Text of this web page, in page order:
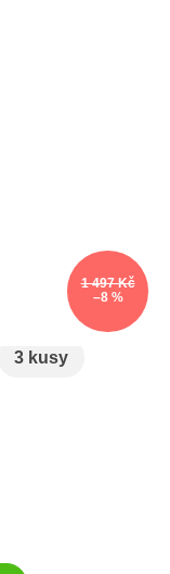
1 497 Kč
–8 %
3 kusy